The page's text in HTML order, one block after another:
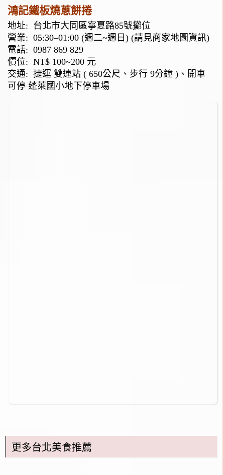
鴻記鐵板燒蔥餅捲
地址:
台北市大同區寧夏路85號攤位
營業: 05:30–01:00 (週二~週日) (請見商家地圖資訊)
電話: 0987 869 829
價位: NT$ 100~200 元
交通: 捷運 雙連站 ( 650公尺、步行 9分鐘 )、開車
可停 蓬萊國小地下停車場
更多台北美食推薦